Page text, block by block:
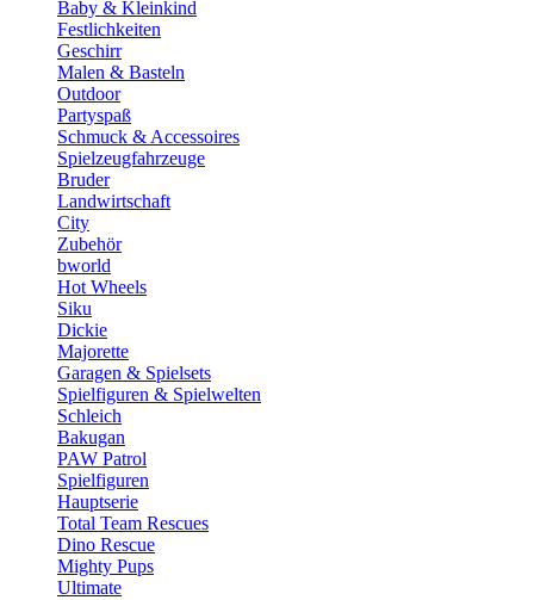
Baby & Kleinkind
Festlichkeiten
Geschirr
Malen & Basteln
Outdoor
Partyspaß
Schmuck & Accessoires
Spielzeugfahrzeuge
Bruder
Landwirtschaft
City
Zubehör
bworld
Hot Wheels
Siku
Dickie
Majorette
Garagen & Spielsets
Spielfiguren & Spielwelten
Schleich
Bakugan
PAW Patrol
Spielfiguren
Hauptserie
Total Team Rescues
Dino Rescue
Mighty Pups
Ultimate